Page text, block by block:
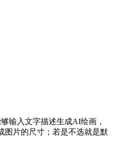
输入文字描述生成AI绘画，
图片的尺寸；若是不选就是默